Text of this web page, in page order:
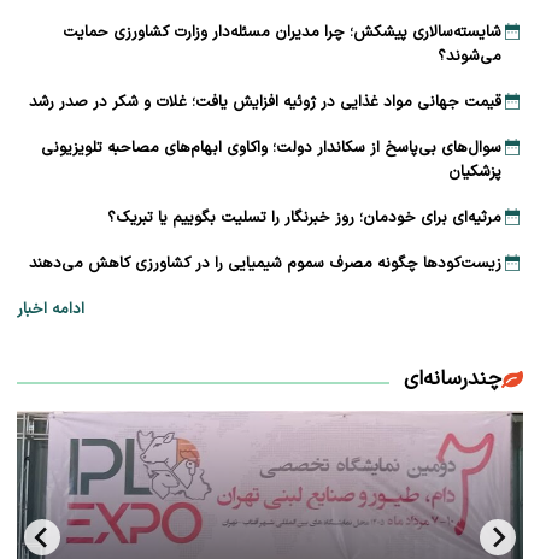
شایسته‌سالاری پیشکش؛ چرا مدیران مسئله‌دار وزارت کشاورزی حمایت
می‌شوند؟
قیمت جهانی مواد غذایی در ژوئیه افزایش یافت؛ غلات و شکر در صدر رشد
سوال‌های بی‌پاسخ از سکاندار دولت؛ واکاوی ابهام‌های مصاحبه تلویزیونی
پزشکیان
مرثیه‌ای برای خودمان؛ روز خبرنگار را تسلیت بگوییم یا تبریک؟
زیست‌کودها چگونه مصرف سموم شیمیایی را در کشاورزی کاهش می‌دهند
ادامه اخبار
چندرسانه‌ای